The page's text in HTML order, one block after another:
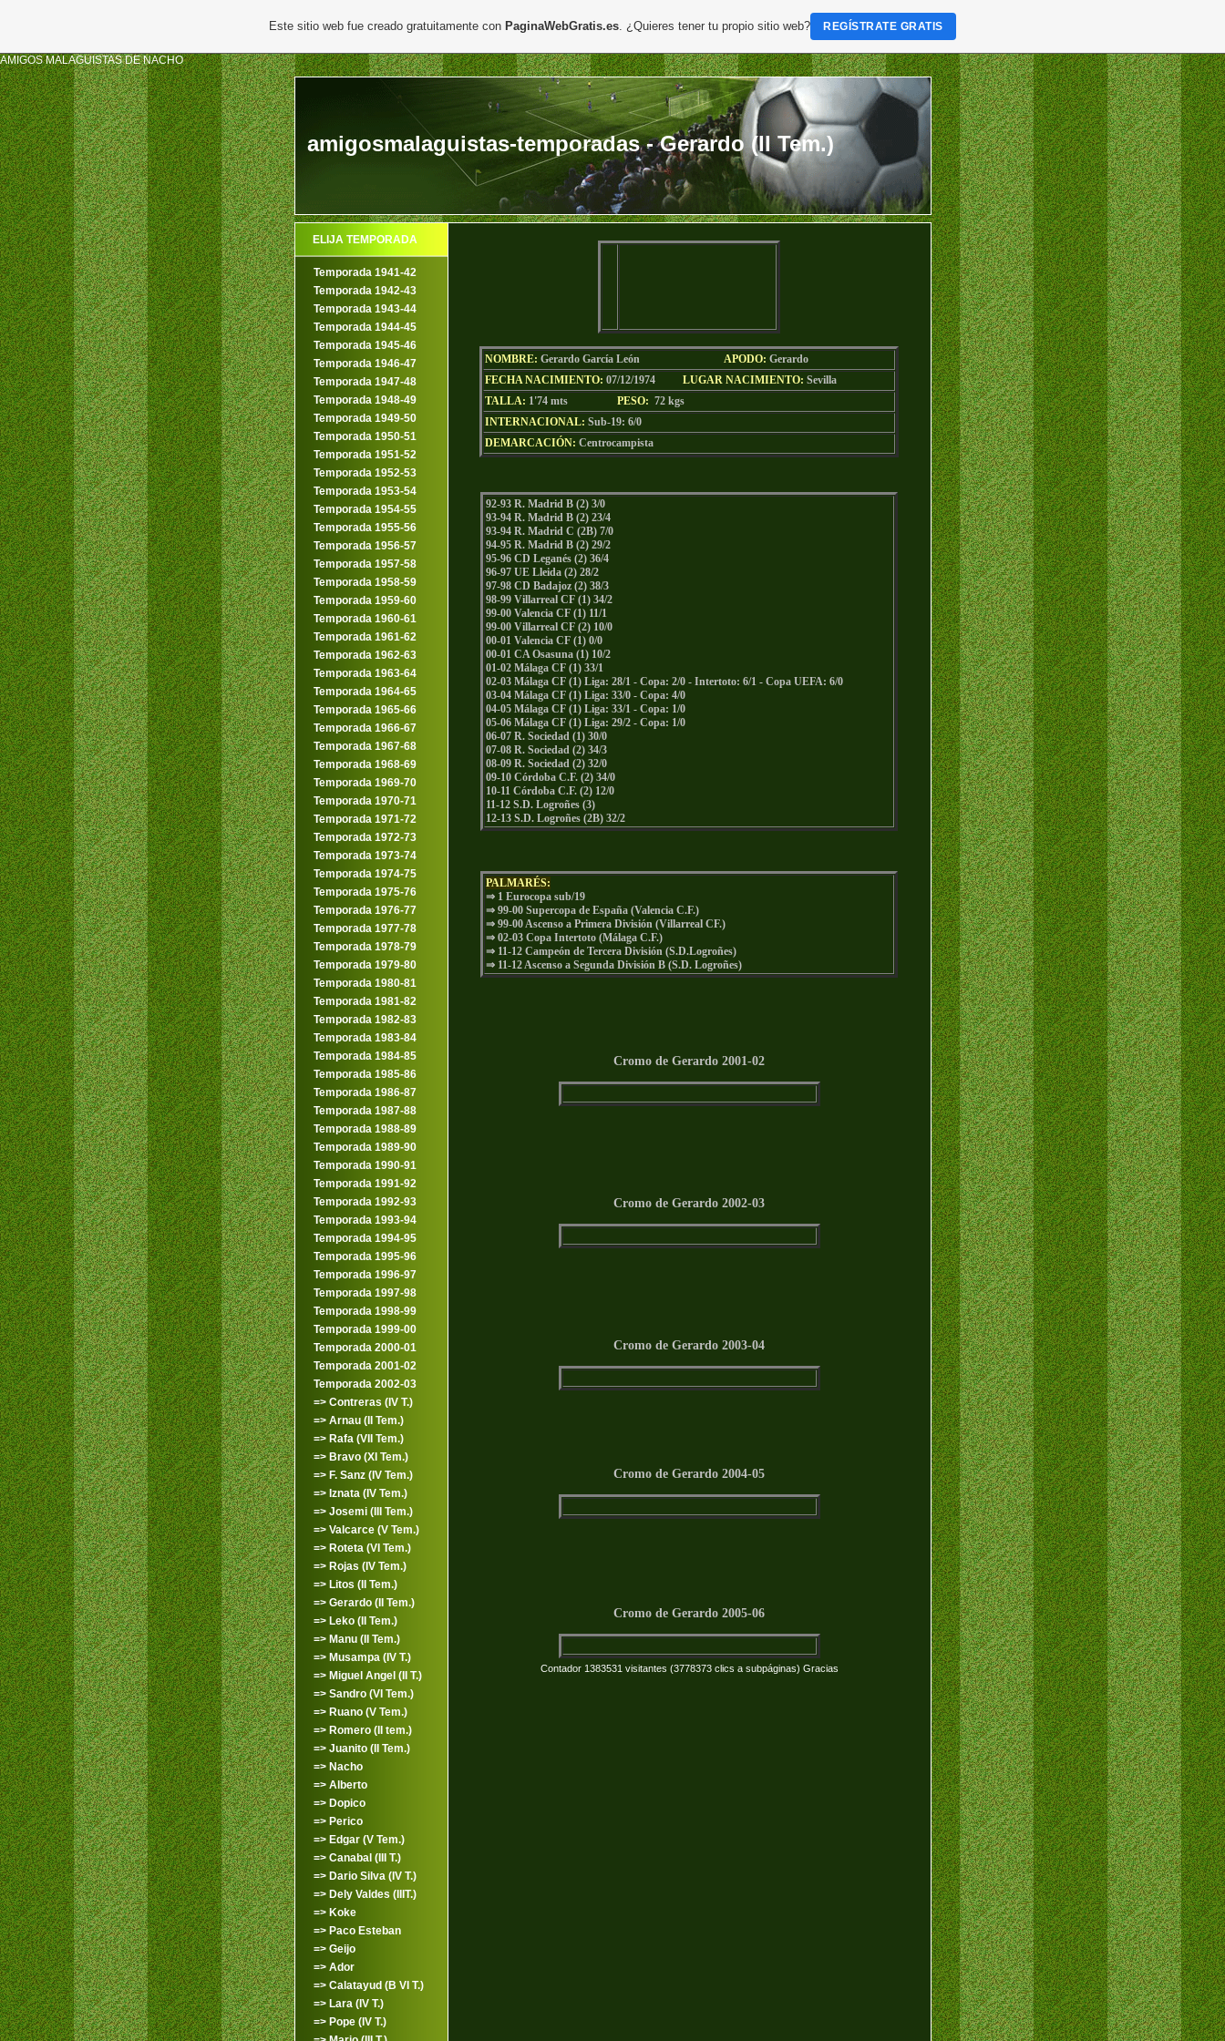
AMIGOS MALAGUISTAS DE NACHO
amigosmalaguistas-temporadas - Gerardo (II Tem.)
ELIJA TEMPORADA
Temporada 1941-42
Temporada 1942-43
Temporada 1943-44
Temporada 1944-45
Temporada 1945-46
Temporada 1946-47
Temporada 1947-48
Temporada 1948-49
Temporada 1949-50
Temporada 1950-51
Temporada 1951-52
Temporada 1952-53
Temporada 1953-54
Temporada 1954-55
Temporada 1955-56
Temporada 1956-57
Temporada 1957-58
Temporada 1958-59
Temporada 1959-60
Temporada 1960-61
Temporada 1961-62
Temporada 1962-63
Temporada 1963-64
Temporada 1964-65
Temporada 1965-66
Temporada 1966-67
Temporada 1967-68
Temporada 1968-69
Temporada 1969-70
Temporada 1970-71
Temporada 1971-72
Temporada 1972-73
Temporada 1973-74
Temporada 1974-75
Temporada 1975-76
Temporada 1976-77
Temporada 1977-78
Temporada 1978-79
Temporada 1979-80
Temporada 1980-81
Temporada 1981-82
Temporada 1982-83
Temporada 1983-84
Temporada 1984-85
Temporada 1985-86
Temporada 1986-87
Temporada 1987-88
Temporada 1988-89
Temporada 1989-90
Temporada 1990-91
Temporada 1991-92
Temporada 1992-93
Temporada 1993-94
Temporada 1994-95
Temporada 1995-96
Temporada 1996-97
Temporada 1997-98
Temporada 1998-99
Temporada 1999-00
Temporada 2000-01
Temporada 2001-02
Temporada 2002-03
=> Contreras (IV T.)
=> Arnau (II Tem.)
=> Rafa (VII Tem.)
=> Bravo (XI Tem.)
=> F. Sanz (IV Tem.)
=> Iznata (IV Tem.)
=> Josemi (III Tem.)
=> Valcarce (V Tem.)
=> Roteta (VI Tem.)
=> Rojas (IV Tem.)
=> Litos (II Tem.)
=> Gerardo (II Tem.)
=> Leko (II Tem.)
=> Manu (II Tem.)
=> Musampa (IV T.)
=> Miguel Angel (II T.)
=> Sandro (VI Tem.)
=> Ruano (V Tem.)
=> Romero (II tem.)
=> Juanito (II Tem.)
=> Nacho
=> Alberto
=> Dopico
=> Perico
=> Edgar (V Tem.)
=> Canabal (III T.)
=> Dario Silva (IV T.)
=> Dely Valdes (IIIT.)
=> Koke
=> Paco Esteban
=> Geijo
=> Ador
=> Calatayud (B VI T.)
=> Lara (IV T.)
=> Pope (IV T.)
NOMBRE: Gerardo García León APODO: Gerardo
FECHA NACIMIENTO: 07/12/1974 LUGAR NACIMIENTO: Sevilla
TALLA: 1'74 mts PESO: 72 kgs
INTERNACIONAL: Sub-19: 6/0
DEMARCACIÓN: Centrocampista
92-93 R. Madrid B (2) 3/0
93-94 R. Madrid B (2) 23/4
93-94 R. Madrid C (2B) 7/0
94-95 R. Madrid B (2) 29/2
95-96 CD Leganés (2) 36/4
96-97 UE Lleida (2) 28/2
97-98 CD Badajoz (2) 38/3
98-99 Villarreal CF (1) 34/2
99-00 Valencia CF (1) 11/1
99-00 Villarreal CF (2) 10/0
00-01 Valencia CF (1) 0/0
00-01 CA Osasuna (1) 10/2
01-02 Málaga CF (1) 33/1
02-03 Málaga CF (1) Liga: 28/1 - Copa: 2/0 - Intertoto: 6/1 - Copa UEFA: 6/0
03-04 Málaga CF (1) Liga: 33/0 - Copa: 4/0
04-05 Málaga CF (1) Liga: 33/1 - Copa: 1/0
05-06 Málaga CF (1) Liga: 29/2 - Copa: 1/0
06-07 R. Sociedad (1) 30/0
07-08 R. Sociedad (2) 34/3
08-09 R. Sociedad (2) 32/0
09-10 Córdoba C.F. (2) 34/0
10-11 Córdoba C.F. (2) 12/0
11-12 S.D. Logroñes (3)
12-13 S.D. Logroñes (2B) 32/2
PALMARÉS:
⇒ 1 Eurocopa sub/19
⇒ 99-00 Supercopa de España (Valencia C.F.)
⇒ 99-00 Ascenso a Primera División (Villarreal CF.)
⇒ 02-03 Copa Intertoto (Málaga C.F.)
⇒ 11-12 Campeón de Tercera División (S.D.Logroñes)
⇒ 11-12 Ascenso a Segunda División B (S.D. Logroñes)
Cromo de Gerardo 2001-02
Cromo de Gerardo 2002-03
Cromo de Gerardo 2003-04
Cromo de Gerardo 2004-05
Cromo de Gerardo 2005-06
Contador 1383531 visitantes (3778373 clics a subpáginas) Gracias
Este sitio web fue creado gratuitamente con PaginaWebGratis.es. ¿Quieres tener tu propio sitio web? REGÍSTRATE GRATIS